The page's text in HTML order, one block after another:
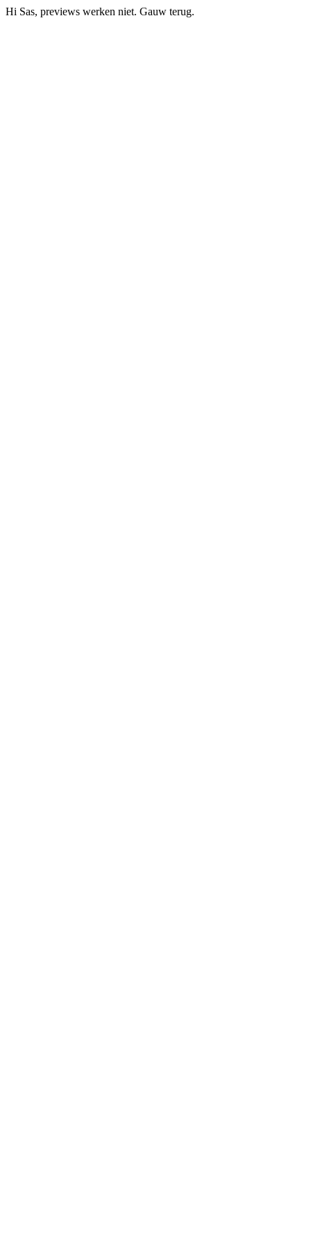
Hi Sas, previews werken niet. Gauw terug.